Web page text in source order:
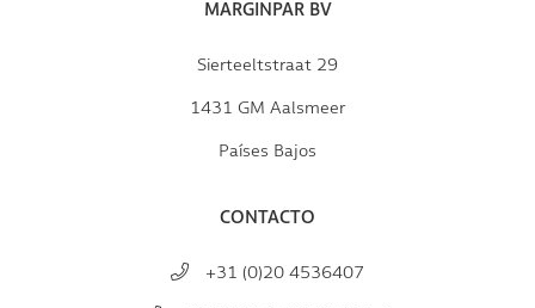
MARGINPAR BV
Sierteeltstraat 29
1431 GM Aalsmeer
Países Bajos
CONTACTO
+31 (0)20 4536407